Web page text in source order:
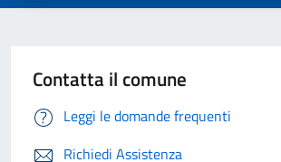
Contatta il comune
Leggi le domande frequenti
Richiedi Assistenza